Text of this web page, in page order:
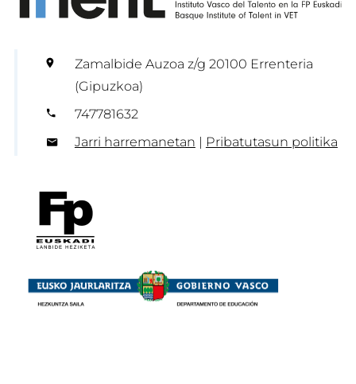
Zamalbide Auzoa z/g 20100 Errenteria
(Gipuzkoa)
747781632
Jarri harremanetan | Pribatutasun politika